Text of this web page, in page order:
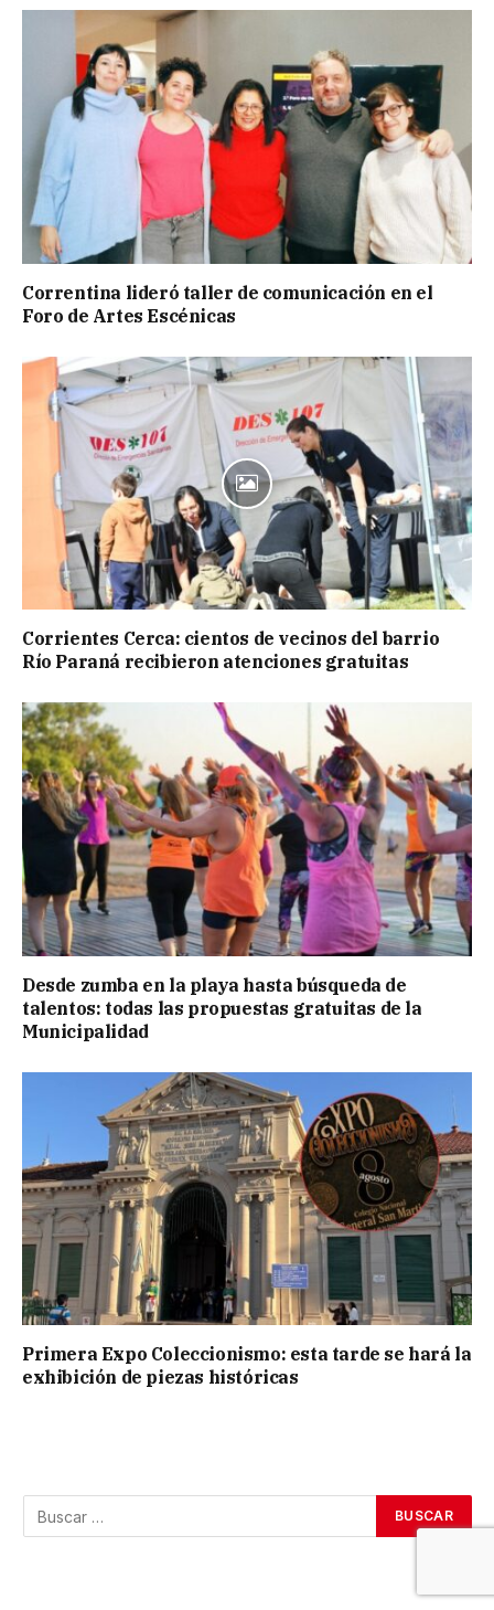
Correntina lideró taller de comunicación en el
Foro de Artes Escénicas
Corrientes Cerca: cientos de vecinos del barrio
Río Paraná recibieron atenciones gratuitas
Desde zumba en la playa hasta búsqueda de
talentos: todas las propuestas gratuitas de la
Municipalidad
Primera Expo Coleccionismo: esta tarde se hará la
exhibición de piezas históricas